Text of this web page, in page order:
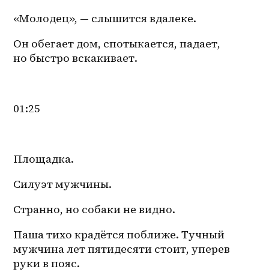
«Молодец», — слышится вдалеке.
Он обегает дом, спотыкается, падает,
но быстро вскакивает.
01:25
Площадка.
Силуэт мужчины.
Странно, но собаки не видно.
Паша тихо крадётся поближе. Тучный
мужчина лет пятидесяти стоит, уперев
руки в пояс.